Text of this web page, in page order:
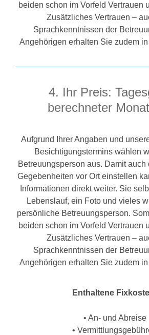
beiden schon im Vorfeld Vertrauen
Zusätzliches Vertrauen –
Sprachkenntnissen der
Angehörigen erhalten Sie zudem
4. Ihr Preis:
berechneter
Aufgrund Ihrer Angaben und
Besichtigungstermins wählen
Betreuungsperson aus. Damit
Gegebenheiten vor Ort einstellen
Informationen direkt weiter. Sie
Lebenslauf, ein Foto und vieles
persönliche Betreuungsperson.
beiden schon im Vorfeld Vertrauen
Zusätzliches Vertrauen –
Sprachkenntnissen der
Angehörigen erhalten Sie zudem
Enthaltene
• An- und Abreise
•